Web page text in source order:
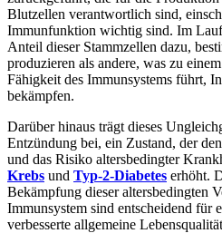
Blutzellen verantwortlich sind,
Immunfunktion wichtig sind. Im
Anteil dieser Stammzellen dazu,
produzieren als andere, was zu
Fähigkeit des Immunsystems führt,
bekämpfen.
Darüber hinaus trägt dieses
Entzündung bei, ein Zustand, der
und das Risiko altersbedingter
Krebs und Typ-2-Diabetes erhöht.
Bekämpfung dieser altersbedingten
Immunsystem sind entscheidend für
verbesserte allgemeine